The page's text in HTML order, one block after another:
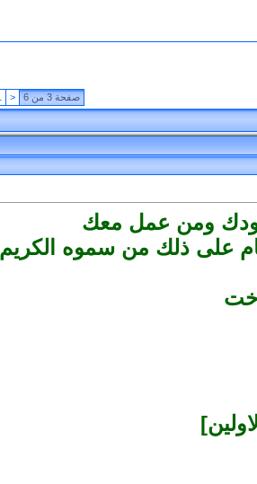
صفحة 3 من 6 <
ومن عمل معك
على ذلك من سموه الكريم